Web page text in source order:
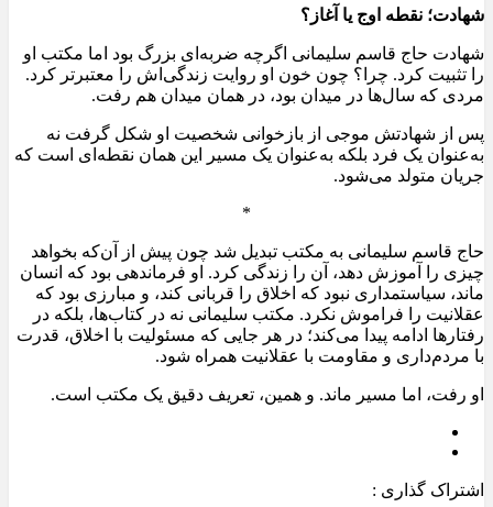
شهادت؛ نقطه اوج یا آغاز؟
شهادت حاج قاسم سلیمانی اگرچه ضربه‌ای بزرگ بود اما مکتب او
را تثبیت کرد. چرا؟ چون خون او روایت زندگی‌اش را معتبرتر کرد.
مردی که سال‌ها در میدان بود، در همان میدان هم رفت.
پس از شهادتش موجی از بازخوانی شخصیت او شکل گرفت نه
به‌عنوان یک فرد بلکه به‌عنوان یک مسیر این همان نقطه‌ای است که
جریان متولد می‌شود.
*
حاج قاسم سلیمانی به مکتب تبدیل شد چون پیش از آن‌که بخواهد
چیزی را آموزش دهد، آن را زندگی کرد. او فرماندهی بود که انسان
ماند، سیاستمداری نبود که اخلاق را قربانی کند، و مبارزی بود که
عقلانیت را فراموش نکرد. مکتب سلیمانی نه در کتاب‌ها، بلکه در
رفتارها ادامه پیدا می‌کند؛ در هر جایی که مسئولیت با اخلاق، قدرت
با مردم‌داری و مقاومت با عقلانیت همراه شود.
او رفت، اما مسیر ماند. و همین، تعریف دقیق یک مکتب است.
اشتراک گذاری :